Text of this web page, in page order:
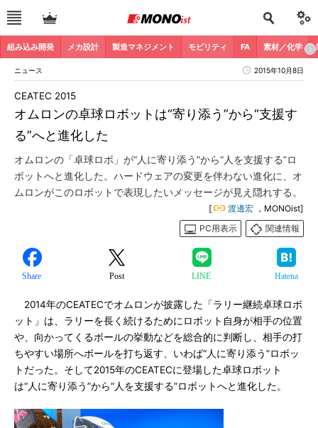
組み込み開発 メカ設計 製造マネジメント モビリティ FA 素材／化学
ニュース 2015年10月8日
オムロンの卓球ロボットは“寄り添う”から“支援す
る”へと進化した
CEATEC 2015
オムロンの「卓球ロボ」が“人に寄り添う”から“人を支援する”ロ
ボットへと進化した。ハードウェアの変更を伴わない進化に、オ
ムロンがこのロボットで表現したいメッセージが見え隠れする。
[ 渡邊宏 ，MONOist]
PC用表示
関連情報
Share Post LINE Hatena
2014年のCEATECでオムロンが披露した「ラリー継続卓球ロボ
ット」は、ラリーを長く続けるためにロボット自身が相手の位置
や、向かってくるボールの挙動などを総合的に判断し、相手の打
ちやすい場所へボールを打ち返す、いわば“人に寄り添う”ロボッ
トだった。そして2015年のCEATECに登場した卓球ロボット
は“人に寄り添う”から“人を支援する”ロボットへと進化した。